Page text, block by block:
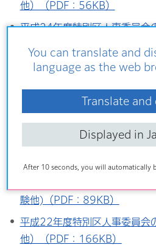
You can translate and
language as the web
Translate and
Displayed in
After 10 seconds, you will automatically
他）（PDF：56KB）
平成24年度特別区人事委員会
平成24年度特別区人事委員会
平成23年度特別区人事委員会
験他）（PDF：99KB）
平成23年度特別区人事委員会
験他)（PDF：89KB）
平成22年度特別区人事委員会
他）（PDF：166KB）